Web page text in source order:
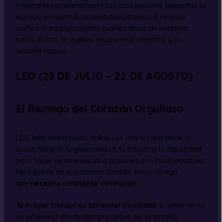
fusionarte completamente con otra persona. Necesitas tu
espacio emocional, tu identidad propia, tus propios
sueños. Paradójicamente, cuando dejas de necesitar
tanto al otro, te vuelves mucho más atractivo y la
relación respira.
LEO (23 DE JULIO – 22 DE AGOSTO)
El Reinado del Corazón Orgulloso
LEO, león majestuoso, brillas con una luz que atrae a
todos hacia ti. Tu generosidad, tu calidez y tu capacidad
para hacer sentir especial a tu pareja son incomparables.
Pero detrás de esa corona dorada, existe un ego
que necesita constante validación.
Tu mayor trabajo es aprender humildad. El amor no es
un escenario donde siempre debes ser la estrella